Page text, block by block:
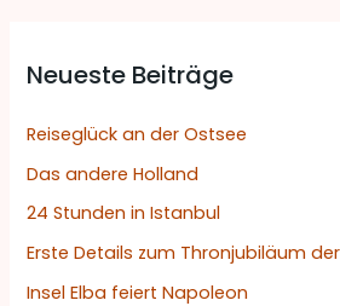
e
n
a
c
h
:
Neueste Beiträge
Reiseglück an der Ostsee
Das andere Holland
24 Stunden in Istanbul
Erste Details zum Thronjubiläum
Insel Elba feiert Napoleon